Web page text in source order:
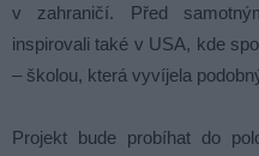
v zahraničí. Před
inspirovali také v USA, kde
– školou, která vyvíjela
Projekt bude probíhat do